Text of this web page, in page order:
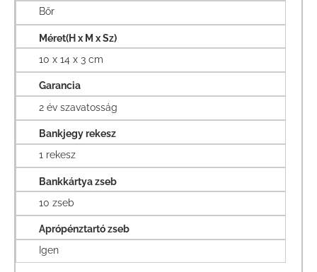
Bőr
Méret(H x M x Sz)
10 x 14 x 3 cm
Garancia
2 év szavatosság
Bankjegy rekesz
1 rekesz
Bankkártya zseb
10 zseb
Aprópénztartó zseb
Igen